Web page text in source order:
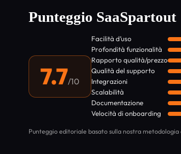
Punteggio SaaSpartout
7.7/10
Facilità d’uso
Profondità funzionalità
Rapporto qualità/prezzo
Qualità del supporto
Integrazioni
Scalabilità
Documentazione
Velocità di onboarding
Punteggio editoriale basato sulla nostra